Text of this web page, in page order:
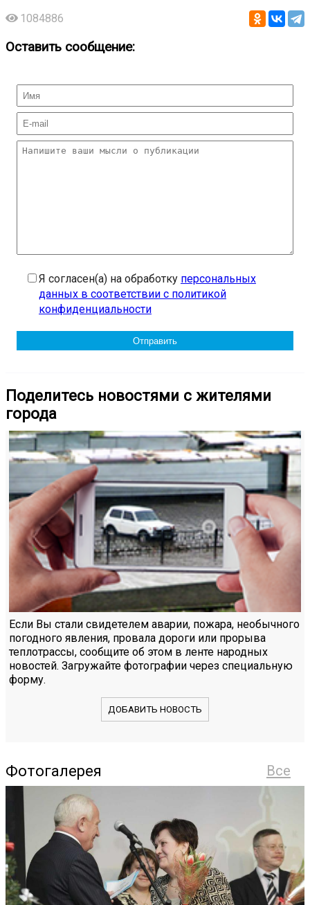
1084886
Оставить сообщение:
Я согласен(а) на обработку персональных
данных в соответствии с политикой
конфиденциальности
Поделитесь новостями с жителями
города
Если Вы стали свидетелем аварии, пожара, необычного
погодного явления, провала дороги или прорыва
теплотрассы, сообщите об этом в ленте народных
новостей. Загружайте фотографии через специальную
форму.
ДОБАВИТЬ НОВОСТЬ
Все
Фотогалерея